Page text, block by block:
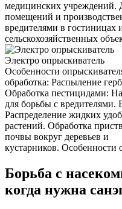
медицинских учреждений.
помещений и
вредителями в гостиницах
сельскохозяйственных
Электро опрыскиватель
Особенности
обработка: Распыление
Обработка пестицидами:
для борьбы с вредителями.
Распределение жидких
растений. Обработка
почвы вокруг деревьев и
кустарников. Особенности
Борьба с
когда нужна